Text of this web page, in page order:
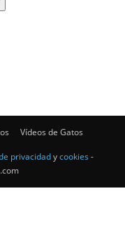
Vídeos de Gatos
privacidadycookies -